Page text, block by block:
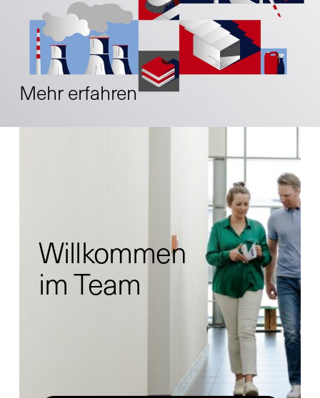
Mehr erfahren
Willkommen
im Team
Ihr Kontakt zu uns
Nutzen Sie gerne unser Kontaktformular
und schicken Sie uns Ihre Anfrage.
X